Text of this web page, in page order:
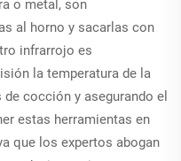
o metal, son
al horno y sacarlas con
infrarrojo es
la temperatura de la
cocción y asegurando el
estas herramientas en
que los expertos abogan